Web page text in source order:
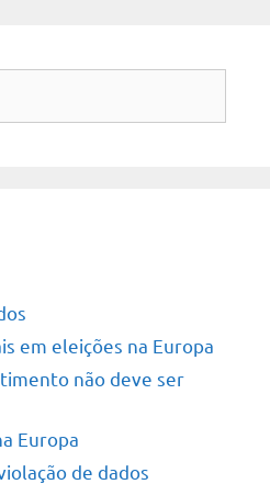
em eleições na Europa
não deve ser
Europa
de dados